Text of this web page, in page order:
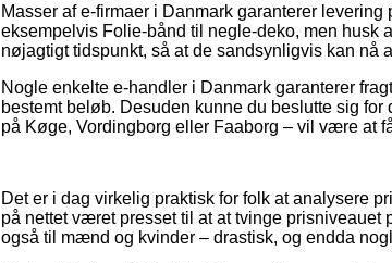
Masser af e-firmaer i Danmark garanterer
eksempelvis Folie-bånd til negle-deko, men husk
nøjagtigt tidspunkt, så at de sandsynligvis kan nå
Nogle enkelte e-handler i Danmark garanterer
bestemt beløb. Desuden kunne du beslutte sig
på Køge, Vordingborg eller Faaborg – vil være at
Det er i dag virkelig praktisk for folk at analysere
på nettet været presset til at at tvinge
også til mænd og kvinder – drastisk, og endda